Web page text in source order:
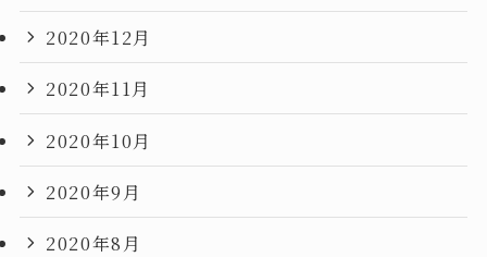
2020年12月
2020年11月
2020年10月
2020年9月
2020年8月